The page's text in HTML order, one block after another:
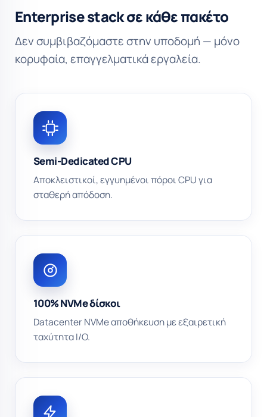
Enterprise stack σε κάθε πακέτο
Δεν συμβιβαζόμαστε στην υποδομή — μόνο
κορυφαία, επαγγελματικά εργαλεία.
Semi-Dedicated CPU
Αποκλειστικοί, εγγυημένοι πόροι CPU για
σταθερή απόδοση.
100% NVMe δίσκοι
Datacenter NVMe αποθήκευση με εξαιρετική
ταχύτητα I/O.